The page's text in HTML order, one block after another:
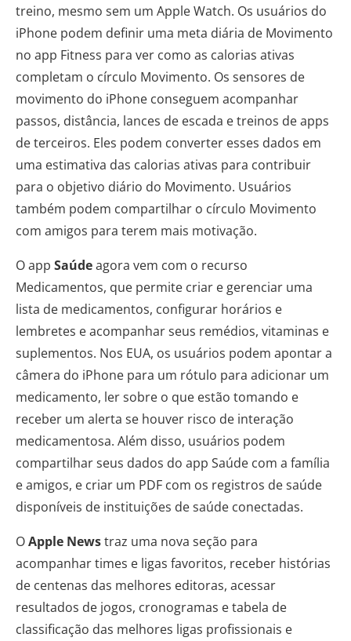
treino, mesmo sem um Apple Watch. Os usuários do
iPhone podem definir uma meta diária de Movimento
no app Fitness para ver como as calorias ativas
completam o círculo Movimento. Os sensores de
movimento do iPhone conseguem acompanhar
passos, distância, lances de escada e treinos de apps
de terceiros. Eles podem converter esses dados em
uma estimativa das calorias ativas para contribuir
para o objetivo diário do Movimento. Usuários
também podem compartilhar o círculo Movimento
com amigos para terem mais motivação.
O app Saúdeagora vem com o recurso
Medicamentos, que permite criar e gerenciar uma
lista de medicamentos, configurar horários e
lembretes e acompanhar seus remédios, vitaminas e
suplementos. Nos EUA, os usuários podem apontar a
câmera do iPhone para um rótulo para adicionar um
medicamento, ler sobre o que estão tomando e
receber um alerta se houver risco de interação
medicamentosa. Além disso, usuários podem
compartilhar seus dados do app Saúde com a família
e amigos, e criar um PDF com os registros de saúde
disponíveis de instituições de saúde conectadas.
OApple Newstraz uma nova seção para
acompanhar times e ligas favoritos, receber histórias
de centenas das melhores editoras, acessar
resultados de jogos, cronogramas e tabela de
classificação das melhores ligas profissionais e